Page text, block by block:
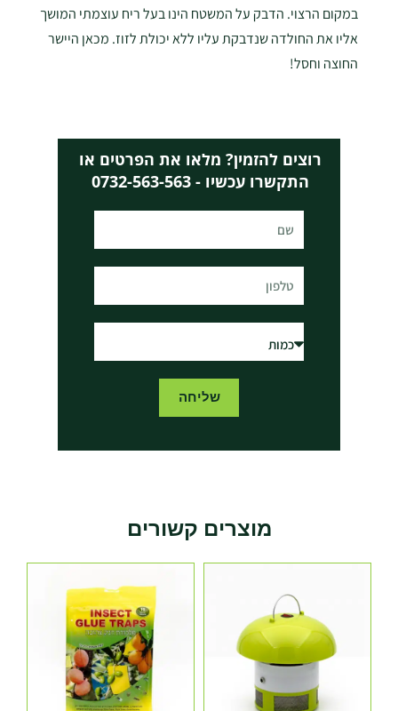
במקום הרצוי. הדבק על המשטח הינו בעל ריח עוצמתי המושך
אליו את החולדה שנדבקת עליו ללא יכולת לזוז. מכאן היישר
החוצה וחסל!
רוצים להזמין? מלאו את הפרטים או
התקשרו עכשיו - 0732-563-563
שליחה
מוצרים קשורים